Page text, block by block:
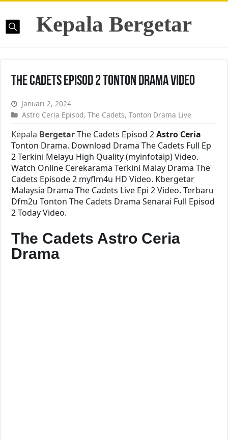
Kepala Bergetar
The Cadets Episod 2 Tonton Drama Video
Januari 2, 2024
Astro Ceria Episod,The Cadets,Tonton Drama Live
Kepala BergetarThe Cadets Episod 2Astro Ceria
Tonton Drama. Download Drama The Cadets Full Ep
2 Terkini Melayu High Quality (myinfotaip) Video.
Watch Online Cerekarama Terkini Malay Drama The
Cadets Episode 2 myflm4u HD Video. Kbergetar
Malaysia Drama The Cadets Live Epi 2 Video. Terbaru
Dfm2u Tonton The Cadets Drama Senarai Full Episod
2 Today Video.
The Cadets Astro Ceria
Drama